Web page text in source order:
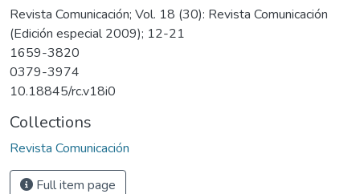
Revista Comunicación; Vol. 18 (30): Revista Comunicación
(Edición especial 2009); 12-21
1659-3820
0379-3974
10.18845/rc.v18i0
Collections
Revista Comunicación
Full item page